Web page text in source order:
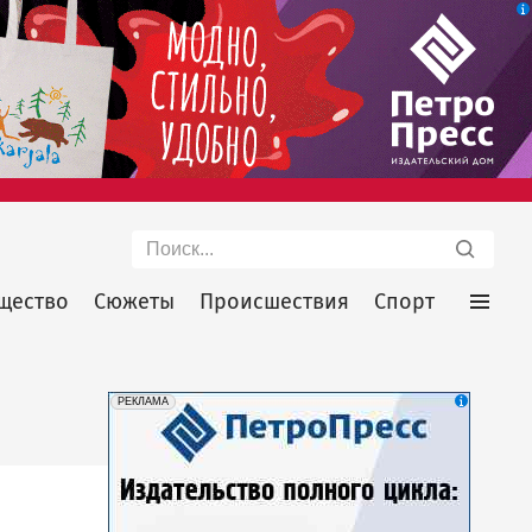
Поиск
Сюжеты Происшествия Спорт
erid: 2SDnjeU9utW
РЕКЛАМА
Реклама